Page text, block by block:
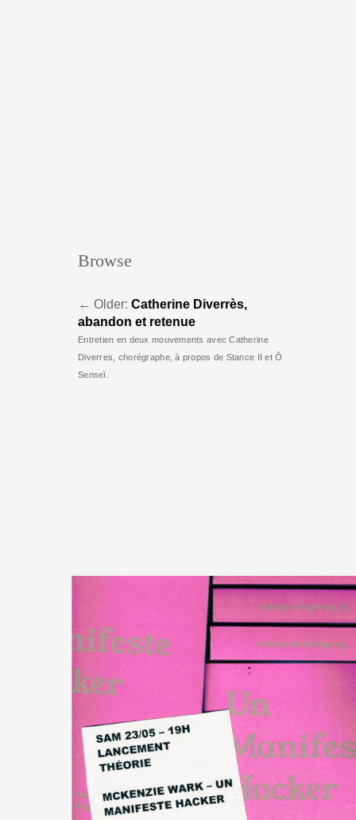
Browse
← Older: Catherine Diverrès,
abandon et retenue
Entretien en deux mouvements avec Catherine
Diverres, chorégraphe, à propos de Stance II et Ô
Senseï.